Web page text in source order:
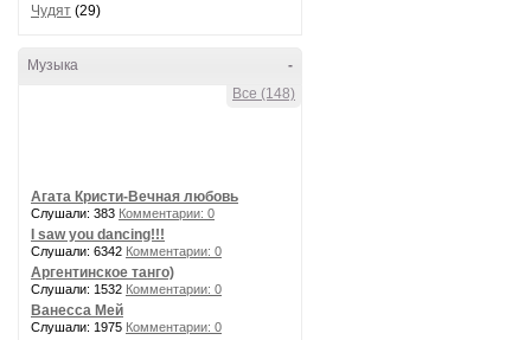
Чудят (29)
-
Музыка
Все (148)
Агата Кристи-Вечная любовь
Слушали: 383 Комментарии: 0
I saw you dancing!!!
Слушали: 6342 Комментарии: 0
Аргентинское танго)
Слушали: 1532 Комментарии: 0
Ванесса Мей
Слушали: 1975 Комментарии: 0